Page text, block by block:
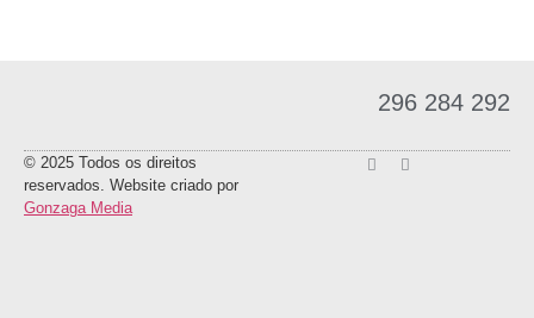
296 284 292
© 2025 Todos os direitos
reservados. Website criado por
Gonzaga Media